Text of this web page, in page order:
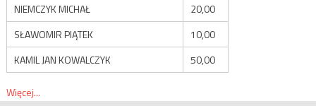
NIEMCZYK MICHAŁ
20,00
SŁAWOMIR PIĄTEK
10,00
KAMIL JAN KOWALCZYK
50,00
Więcej...